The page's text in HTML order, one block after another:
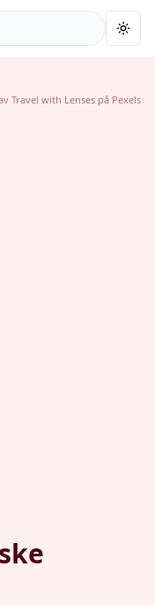
Travel with Lenses på Pexels